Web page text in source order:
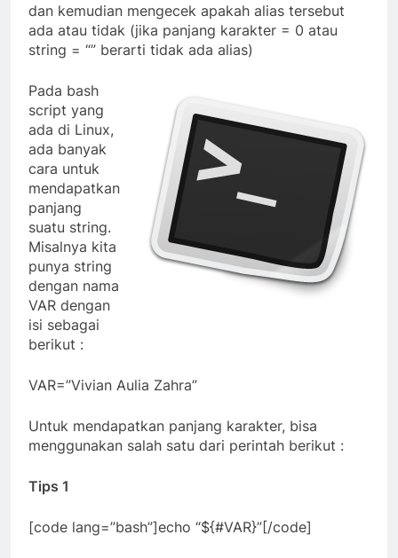
dan kemudian mengecek apakah alias tersebut
ada atau tidak (jika panjang karakter = 0 atau
string = “” berarti tidak ada alias)
Pada bash
script yang
ada di Linux,
ada banyak
cara untuk
mendapatkan
panjang
suatu string.
Misalnya kita
punya string
dengan nama
VAR dengan
isi sebagai
berikut :
VAR=”Vivian Aulia Zahra”
Untuk mendapatkan panjang karakter, bisa
menggunakan salah satu dari perintah berikut :
Tips 1
[code lang=”bash”]echo “${#VAR}”[/code]